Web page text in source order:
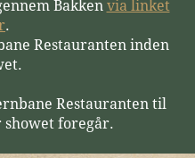
Bakken via linket
.
Restauranten inden
Restauranten til
showet foregår.